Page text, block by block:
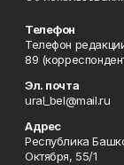
Телефон
Телефон
89
Эл. почта
ural_bel@mail.ru
Адрес
Республика
Октября, 55/1